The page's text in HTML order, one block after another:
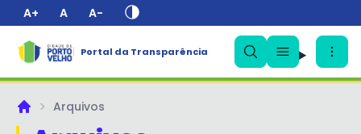
A+ A A-
Portal da Transparência
PrincipalArquivos
✕